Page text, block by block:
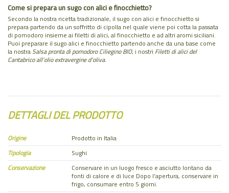
Come si prepara un sugo con alici e finocchietto?
Secondo la nostra ricetta tradizionale, il sugo con alici e finocchietto si
prepara partendo da un soffritto di cipolla nel quale viene poi cotta la passata
di pomodoro insieme ai filetti di alici, al finocchietto e ad altri aromi siciliani.
Puoi preparare il sugo alici e finocchietto partendo anche da una base come
la nostraSalsa pronta di pomodoro Ciliegino BIO, i nostri Filetti di alici del
Cantabrico all’olio extravergine d’oliva.
DETTAGLI DEL PRODOTTO
Origine
Prodotto in Italia
Tipologia
Sughi
Conservazione
Conservare in un luogo fresco e asciutto lontano da
fonti di calore e di luce Dopo l’apertura, conservare in
frigo, consumare entro 5 giorni.